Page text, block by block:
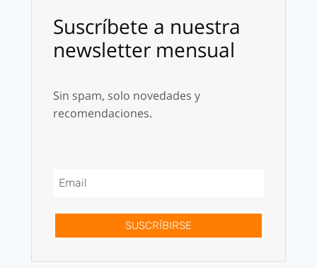
Suscríbete a nuestra
newsletter mensual
Sin spam, solo novedades y
recomendaciones.
SUSCRÍBIRSE